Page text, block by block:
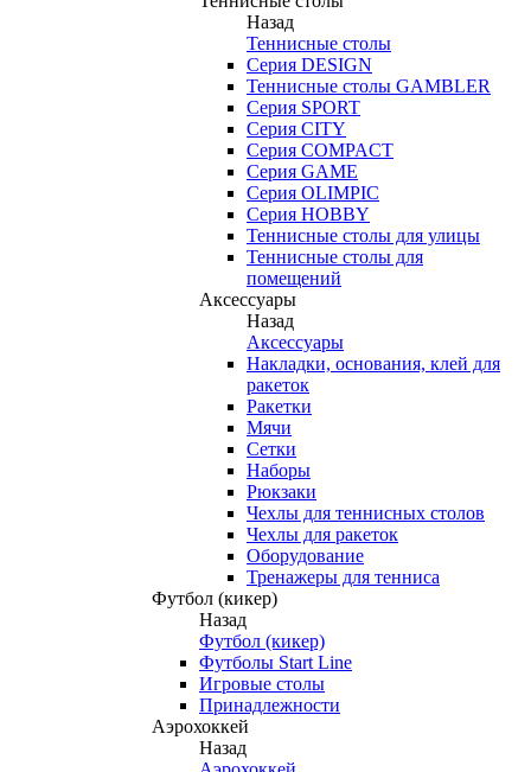
Назад
Теннисные столы
Серия DESIGN
Теннисные столы GAMBLER
Серия SPORT
Серия CITY
Серия COMPACT
Серия GAME
Серия OLIMPIC
Серия HOBBY
Теннисные столы для улицы
Теннисные столы для
помещений
Аксессуары
Назад
Аксессуары
Накладки, основания, клей для
ракеток
Ракетки
Мячи
Сетки
Наборы
Рюкзаки
Чехлы для теннисных столов
Чехлы для ракеток
Оборудование
Тренажеры для тенниса
Футбол (кикер)
Назад
Футбол (кикер)
Футболы Start Line
Игровые столы
Принадлежности
Аэрохоккей
Назад